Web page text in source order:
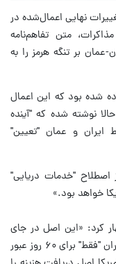
نهایی اعمال‌شده در
متن تفاهم‌نامه
بر تنگه هرمز را به
شده بود که این اعمال
نوشته شده که "آینده
ایران و عمان "تعیین"
اصطلاح "خدمات دریایی"
خواهد بود.»
کرد: «این اصل در جای
دیگری از متن هم تکرار شده؛ به این شکل که ایران "فقط" برای ۶۰ روز عبور